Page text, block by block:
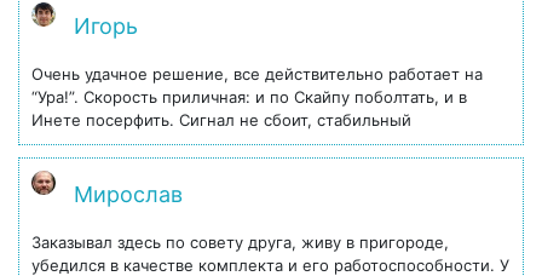
Игорь
Очень удачное решение, все действительно работает на
“Ура!”. Скорость приличная: и по Скайпу поболтать, и в
Инете посерфить. Сигнал не сбоит, стабильный
Мирослав
Заказывал здесь по совету друга, живу в пригороде,
убедился в качестве комплекта и его работоспособности. У